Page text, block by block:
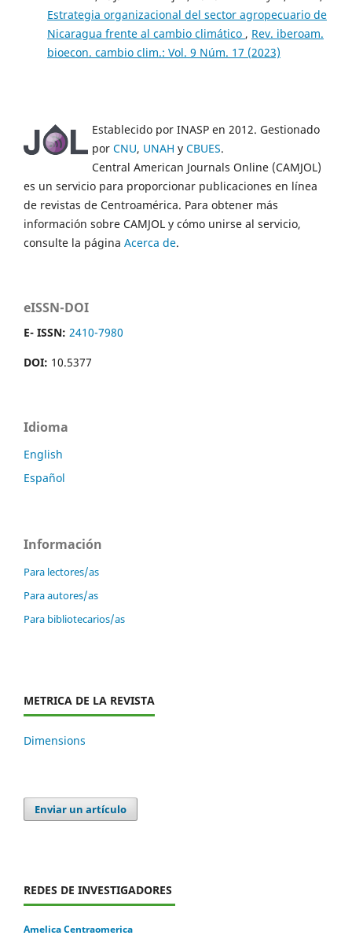
Estrategia organizacional del sector agropecuario de
Nicaragua frente al cambio climático , Rev. iberoam.
bioecon. cambio clim.: Vol. 9 Núm. 17 (2023)
Establecido por INASP en 2012. Gestionado
por CNU, UNAH y CBUES.
Central American Journals Online (CAMJOL)
es un servicio para proporcionar publicaciones en línea
de revistas de Centroamérica. Para obtener más
información sobre CAMJOL y cómo unirse al servicio,
consulte la página Acerca de.
eISSN-DOI
E- ISSN: 2410-7980
DOI: 10.5377
Idioma
English
Español
Información
Para lectores/as
Para autores/as
Para bibliotecarios/as
METRICA DE LA REVISTA
Dimensions
Enviar un artículo
REDES DE INVESTIGADORES
Amelica Centraomerica